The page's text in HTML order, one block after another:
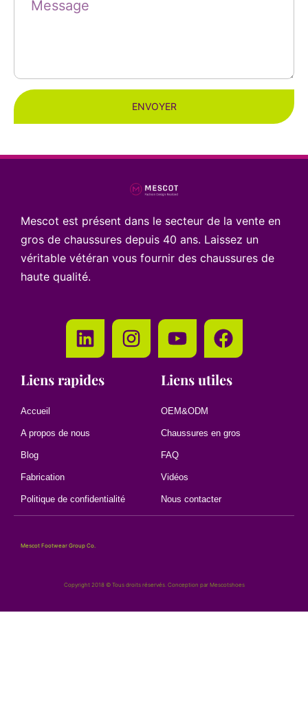
ENVOYER
Mescot est présent dans le secteur de la vente en
gros de chaussures depuis 40 ans. Laissez un
véritable vétéran vous fournir des chaussures de
haute qualité.
Liens rapides
Accueil
A propos de nous
Blog
Fabrication
Politique de confidentialité
Liens utiles
OEM&ODM
Chaussures en gros
FAQ
Vidéos
Nous contacter
Mescot Footwear Group Co.
Copyright 2018 © Tous droits réservés. Conception par Mescotshoes